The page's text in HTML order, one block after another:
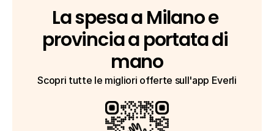
La spesa a Milano e
provincia a portata di
mano
Scopri tutte le migliori offerte sull'app Everli